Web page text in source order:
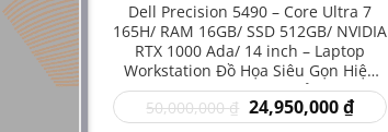
Dell Precision 5490 – Core Ultra 7
165H/ RAM 16GB/ SSD 512GB/ NVIDIA
RTX 1000 Ada/ 14 inch – Laptop
Workstation Đồ Họa Siêu Gọn Hiệu
Năng Cao Giá Rẻ
50,000,000₫ Giá
gốc
24,950,000₫Giá
hiện
i7-
–
Cho